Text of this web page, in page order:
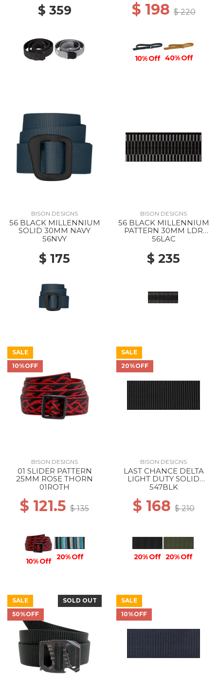
$ 359 $ 198$ 220
10% Off 40% Off
BISON DESIGNS
56 BLACK MILLENNIUM
SOLID 30MM NAVY
56NVY
$ 175
BISON DESIGNS
56 BLACK MILLENNIUM
PATTERN 30MM LDR
LCK CHAR
56LAC
$ 235
SALE
10%OFF
BISON DESIGNS
01 SLIDER PATTERN
25MM ROSE THORN
01ROTH
$ 121.5 $ 135
10% Off
20% Off
SALE
20%OFF
BISON DESIGNS
LAST CHANCE DELTA
LIGHT DUTY SOLID
38MM BLACK
547BLK
$ 168$ 210
20% Off 20% Off
SALE
50%OFF
SOLD OUT
SALE
10%OFF